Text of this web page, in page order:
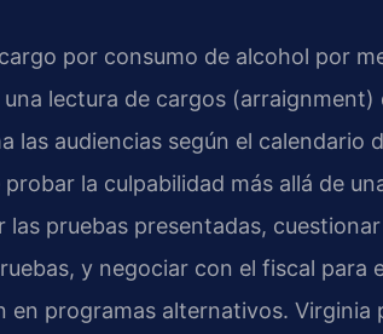
por consumo de alcohol por
lectura de cargos
las audiencias según el calendario
la culpabilidad más allá de
las pruebas presentadas,
y negociar con el fiscal para
en programas alternativos. Virginia